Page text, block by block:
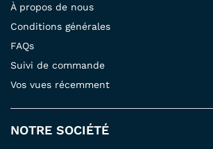
À propos de nous
Conditions générales
FAQs
Suivi de commande
Vos vues récemment
NOTRE SOCIÉTÉ